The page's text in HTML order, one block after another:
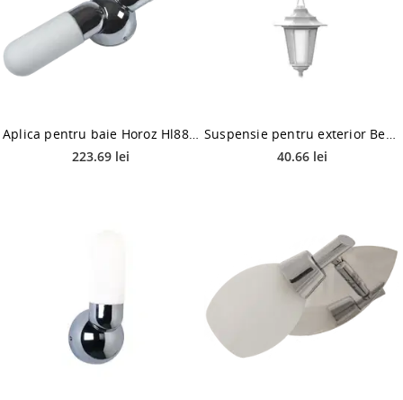
Aplica pentru baie Horoz Hl882, 2 X E14, IP44, 40 W
223.69 lei
Suspensie pentru exterior Begonya 3, 1 x E 27, alb
40.66 lei